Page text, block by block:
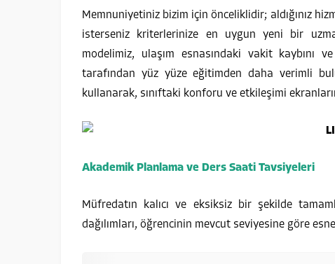
Memnuniyetiniz bizim için önceliklidir; aldığınız
isterseniz kriterlerinize en uygun yeni bir
modelimiz, ulaşım esnasındaki vakit kaybını
tarafından yüz yüze eğitimden daha verimli
kullanarak, sınıftaki konforu ve etkileşimi
Akademik Planlama ve Ders Saati Tavsiyeleri
Müfredatın kalıcı ve eksiksiz bir şekilde
dağılımları, öğrencinin mevcut seviyesine göre